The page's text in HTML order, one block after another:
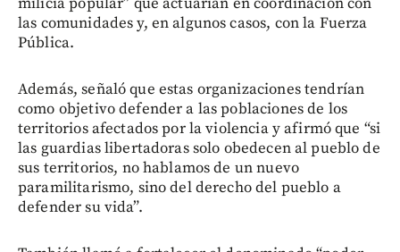
las comunidades y, en algunos casos, con la Fuerza
Pública.
Además, señaló que estas organizaciones tendrían
como objetivo defender a las poblaciones de los
territorios afectados por la violencia y afirmó que “si
las guardias libertadoras solo obedecen al pueblo de
sus territorios, no hablamos de un nuevo
paramilitarismo, sino del derecho del pueblo a
defender su vida”.